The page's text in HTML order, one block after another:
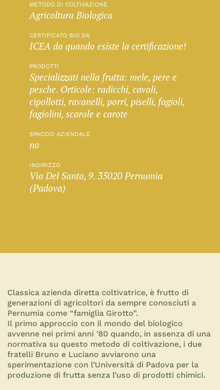
METODO DI COLTIVAZIONE
Agricoltura Biologica
CERTIFICATO BIO DA
ICEA da quando esiste la certificazione!
PRODOTTI
Specializzati nella frutta: mele, pere e
pesche. Orticole: radicchi, cavoli,
cipollotti, ravanelli, porri, piselli, fagioli,
fagiolini, scarole e carote
SPACCIO AZIENDALE
no
INDIRIZZO
Via Del Santo, 9. 35020 Pernumia
(Padova)
Classica azienda diretta coltivatrice, è frutto di
generazioni di agricoltori da sempre conosciuti a
Pernumia come “famiglia Girotto”.
Il primo approccio con il mondo del biologico
avvenne nei primi anni ’80 quando, in assenza di una
normativa su questo metodo di coltivazione, i due
fratelli Bruno e Luciano avviarono una
sperimentazione con l’Università di Padova per la
produzione di frutta senza l’uso di prodotti chimici.